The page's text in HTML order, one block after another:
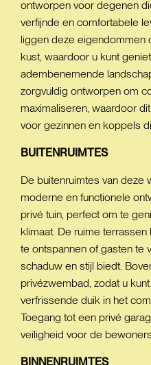
ontworpen voor degenen
verfijnde en comfortabele
liggen deze eigendommen
kust, waardoor u kunt
adembenemende
zorgvuldig ontworpen om
maximaliseren, waardoor
voor gezinnen en koppels
BUITENRUIMTES
De buitenruimtes van deze
moderne en functionele
privé tuin, perfect om te
klimaat. De ruime
te ontspannen of gasten te
schaduw en stijl biedt.
privézwembad, zodat u
verfrissende duik in het
Toegang tot een privé
veiligheid voor de
BINNENRUIMTES